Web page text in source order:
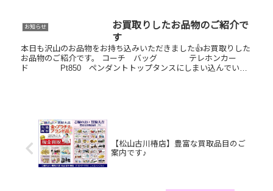
ざいませんか？ぜひお査定させてくだ
さい！🔆使用感があっても大丈夫！
ぜ...
お知らせ
お買取りしたお品物のご紹介で
す
本日も沢山のお品物をお持ち込みいただきました👍お買取りした
お品物のご紹介です。 コーチ バッグ テレホンカー
ド Pt850 ペンダントトップタンスにしまい込んでいた
【松山古川椿店】豊富な買取品目のご
案内です♪